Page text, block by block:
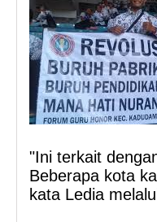
"Ini terkait
Beberapa kota
kata Ledia